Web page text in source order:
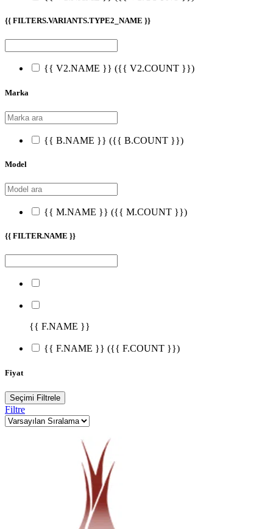
{{ FILTERS.VARIANTS.TYPE2_NAME }}
{{ V2.NAME }} ({{ V2.COUNT }})
Marka
{{ B.NAME }} ({{ B.COUNT }})
Model
{{ M.NAME }} ({{ M.COUNT }})
{{ FILTER.NAME }}
{{ F.NAME }}
{{ F.NAME }} ({{ F.COUNT }})
Fiyat
Seçimi Filtrele
Filtre